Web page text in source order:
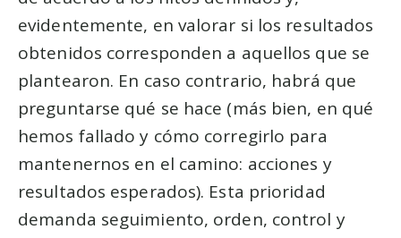
evidentemente, en valorar si los resultados
obtenidos corresponden a aquellos que se
plantearon. En caso contrario, habrá que
preguntarse qué se hace (más bien, en qué
hemos fallado y cómo corregirlo para
mantenernos en el camino: acciones y
resultados esperados). Esta prioridad
demanda seguimiento, orden, control y